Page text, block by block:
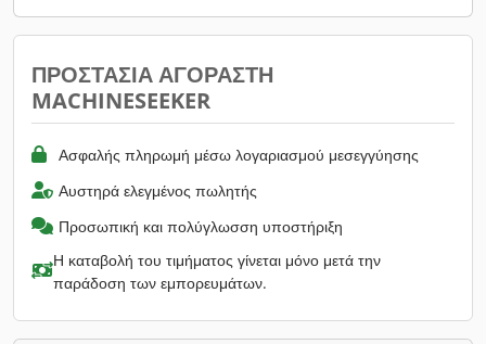
ΠΡΟΣΤΑΣΊΑ ΑΓΟΡΑΣΤΉ
MACHINESEEKER
Ασφαλής πληρωμή μέσω λογαριασμού μεσεγγύησης
Αυστηρά ελεγμένος πωλητής
Προσωπική και πολύγλωσση υποστήριξη
Η καταβολή του τιμήματος γίνεται μόνο μετά την
παράδοση των εμπορευμάτων.